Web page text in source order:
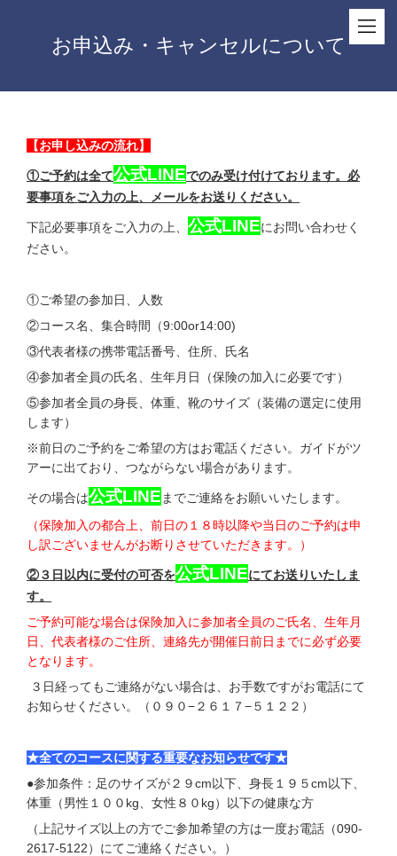
お申込み・キャンセルについて
【お申し込みの流れ】
①ご予約は全て公式LINEでのみ受け付けております。必
要事項をご入力の上、メールをお送りください。
下記必要事項をご入力の上、 公式LINEにお問い合わせく
ださい。
①ご希望の参加日、人数
②コース名、集合時間（9:00or14:00)
③代表者様の携帯電話番号、住所、氏名
④参加者全員の氏名、生年月日（保険の加入に必要です）
⑤参加者全員の身長、体重、靴のサイズ（装備の選定に使用
します）
※前日のご予約をご希望の方はお電話ください。ガイドがツ
アーに出ており、つながらない場合があります。
その場合は公式LINE までご連絡をお願いいたします。
（保険加入の都合上、前日の１８時以降や当日のご予約は申
し訳ございませんがお断りさせていただきます。）
②３日以内に受付の可否を公式LINEにてお送りいたしま
す。
ご予約可能な場合は保険加入に参加者全員のご氏名、生年月
日、代表者様のご住所、連絡先が開催日前日までに必ず必要
となります。
３日経ってもご連絡がない場合は、お手数ですがお電話にて
お知らせください。（０９０−２６１７−５１２２）
★全てのコースに関する重要なお知らせです★
●参加条件：足のサイズが２９cm以下、身長１９５cm以下、
体重（男性１００kg、女性８０kg）以下の健康な方
（上記サイズ以上の方でご参加希望の方は一度お電話（090-
2617-5122）にてご連絡ください。）